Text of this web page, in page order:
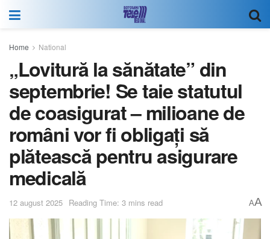
Home National
„Lovitură la sănătate” din
septembrie! Se taie statutul
de coasigurat – milioane de
români vor fi obligați să
plătească pentru asigurare
medicală
12 august 2025 Reading Time: 3 mins read AA